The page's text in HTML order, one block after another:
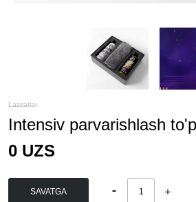
Lazzatlar
Intensiv parvarishlash
0 UZS
SAVATGA - +